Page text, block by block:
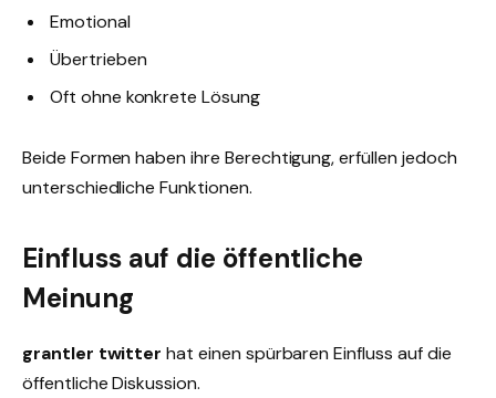
Emotional
Übertrieben
Oft ohne konkrete Lösung
Beide Formen haben ihre Berechtigung, erfüllen jedoch
unterschiedliche Funktionen.
Einfluss auf die öffentliche
Meinung
grantler twitter hat einen spürbaren Einfluss auf die
öffentliche Diskussion.